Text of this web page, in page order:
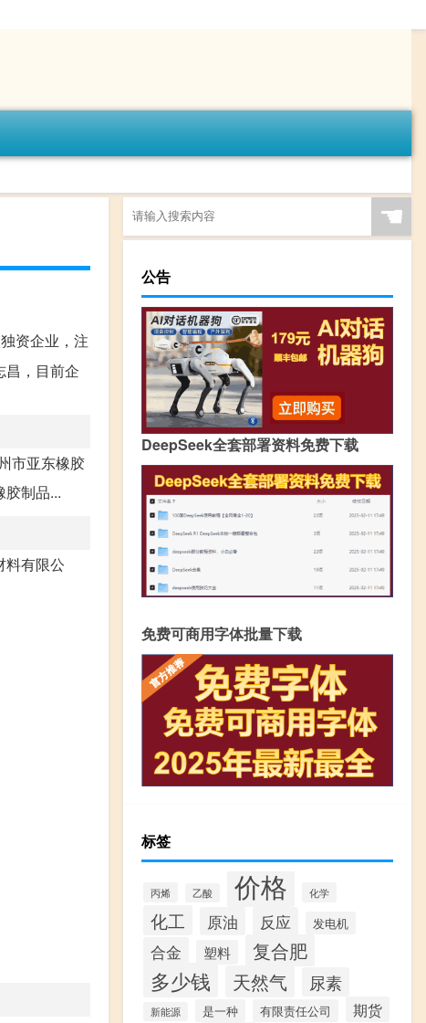
资企业，注
昌，目前企
市亚东橡胶
制品...
料有限公
☚
公告
DeepSeek全套部署资料免费下载
免费可商用字体批量下载
标签
丙烯 乙酸 价格 化学
化工 原油 反应 发电机
合金 塑料 复合肥
多少钱 天然气 尿素
新能源 是一种 有限责任公司 期货